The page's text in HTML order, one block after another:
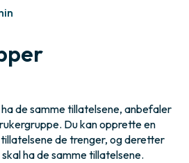
de samme tillatelsene, anbefaler
Du kan opprette en
de trenger, og deretter
ha de samme tillatelsene.